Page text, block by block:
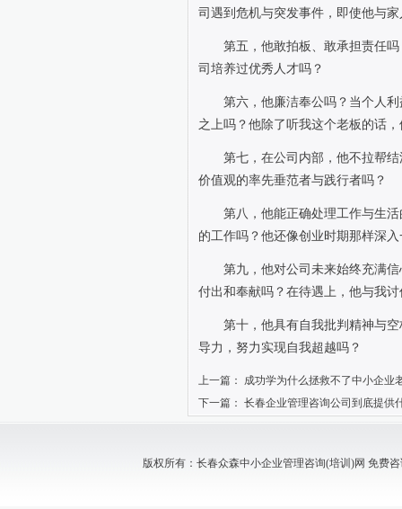
司遇到危机与突发事件，即使他与
第五，他敢拍板、敢承担责任
司培养过优秀人才吗？
第六，他廉洁奉公吗？当个人
之上吗？他除了听我这个老板的话
第七，在公司内部，他不拉帮
价值观的率先垂范者与践行者吗？
第八，他能正确处理工作与生
的工作吗？他还像创业时期那样深
第九，他对公司未来始终充满
付出和奉献吗？在待遇上，他与我
第十，他具有自我批判精神与
导力，努力实现自我超越吗？
上一篇：
成功学为什么拯救不了中小企业
下一篇： 长春企业管理咨询公司到底提供
版权所有：长春众森中小企业管理咨询(培训)网 免费咨